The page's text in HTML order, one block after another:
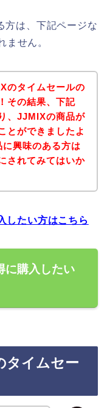
方は、下記ページな
ません。
のタイムセールの
その結果、下記
、JJMIXの商品が
とができましたよ
興味のある方は
されてみてはいか
したい方はこちら
に購入したい
タイムセー